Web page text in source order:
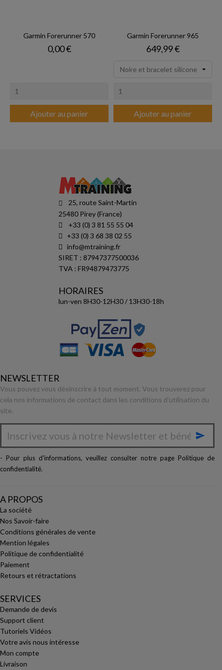
Garmin Forerunner 570
Prix
0,00 €
Ajouter au panier
Garmin Forerunner 965
Prix
649,99 €
Ajouter au panier
25, route Saint-Martin
25480 Pirey (France)
+33 (0) 3 81 55 55 04
+33 (0) 3 68 38 02 55
info@mtraining.fr
SIRET : 87947377500036
TVA : FR94879473775
HORAIRES
lun-ven 8H30-12H30 / 13H30-18h
NEWSLETTER
Vous pouvez vous désinscrire à tout moment. Vous trouverez pour
cela nos informations de contact dans les conditions d'utilisation du
site.

- Pour plus d'informations, veuillez consulter notre page Politique de
confidentialité.
A PROPOS
La société
Nos Savoir-faire
Conditions générales de vente
Mention légales
Politique de confidentialité
Paiement
Retours et rétractations
SERVICES
Demande de devis
Support client
Tutoriels Vidéos
Votre avis nous intéresse
Mon compte
Livraison